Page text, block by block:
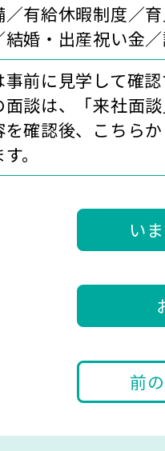
／有給休暇制度／
結婚・出産祝い金
前に見学して確認
談は、「来社面
確認後、こちら
。
い
前